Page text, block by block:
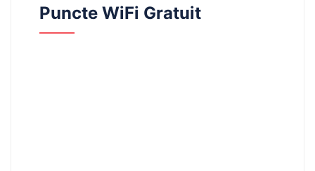
Puncte WiFi Gratuit